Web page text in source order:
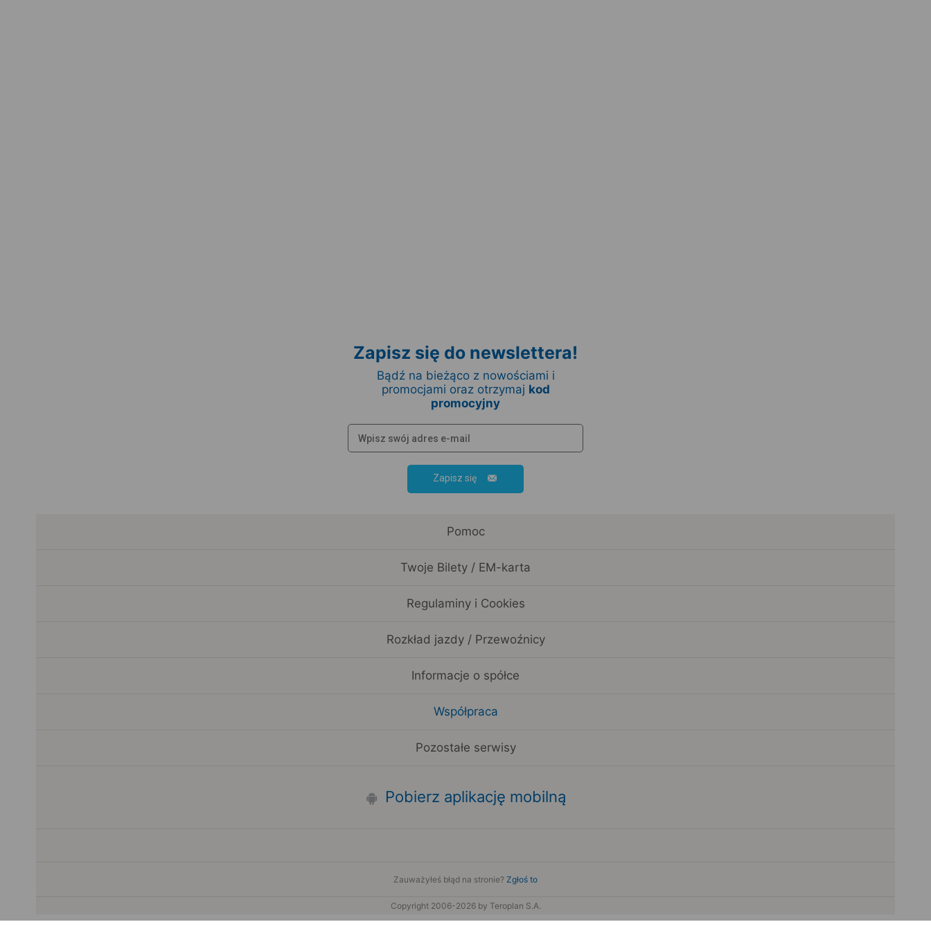
Zapisz się do newslettera!
Bądź na bieżąco z nowościami i
promocjami oraz otrzymaj kod
promocyjny
Zapisz się
Pomoc
Twoje Bilety / EM-karta
Regulaminy i Cookies
Rozkład jazdy / Przewoźnicy
Informacje o spółce
Współpraca
Pozostałe serwisy
Pobierz aplikację mobilną
Zauważyłeś błąd na stronie? Zgłoś to
Copyright 2006-2026 by Teroplan S.A.